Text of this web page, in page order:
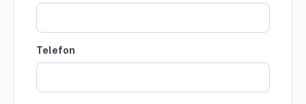
Telefon